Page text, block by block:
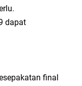
dapat
final